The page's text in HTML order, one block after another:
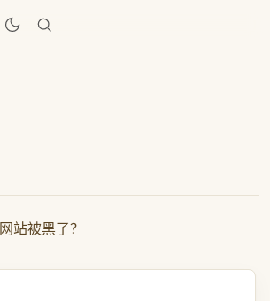
网站被黑了？